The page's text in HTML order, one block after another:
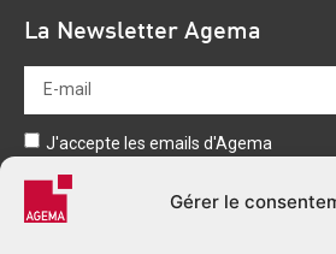
Gérer le
La Newsletter Agema
J'accepte les emails d'Agema